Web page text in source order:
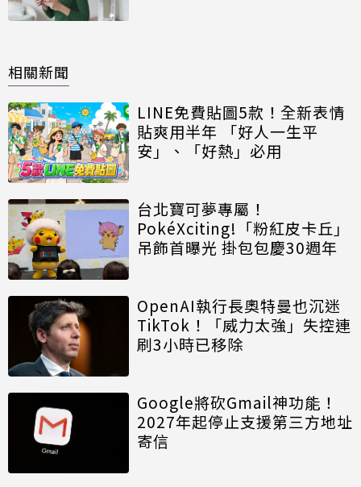
相關新聞
LINE免費貼圖5款！全新表情
貼爽用半年 「好人一生平
安」、「好熱」必用
台北寶可夢專屬！
PokéXciting!「粉紅皮卡丘」
吊飾首曝光 掛包包慶30週年
OpenAI執行長奧特曼也沉迷
TikTok！「威力太強」失控連
刷3小時已移除
Google將砍Gmail神功能！
2027年起停止支援第三方地址
寄信